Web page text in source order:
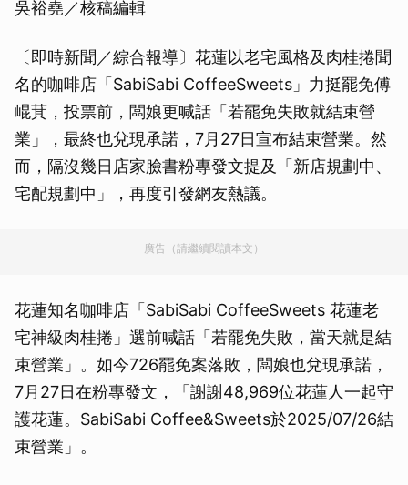
吳裕堯／核稿編輯
〔即時新聞／綜合報導〕花蓮以老宅風格及肉桂捲聞
名的咖啡店「SabiSabi CoffeeSweets」力挺罷免傅
崐萁，投票前，闆娘更喊話「若罷免失敗就結束營
業」，最終也兌現承諾，7月27日宣布結束營業。然
而，隔沒幾日店家臉書粉專發文提及「新店規劃中、
宅配規劃中」，再度引發網友熱議。
廣告（請繼續閱讀本文）
花蓮知名咖啡店「SabiSabi CoffeeSweets 花蓮老
宅神級肉桂捲」選前喊話「若罷免失敗，當天就是結
束營業」。如今726罷免案落敗，闆娘也兌現承諾，
7月27日在粉專發文，「謝謝48,969位花蓮人一起守
護花蓮。SabiSabi Coffee&Sweets於2025/07/26結
束營業」。